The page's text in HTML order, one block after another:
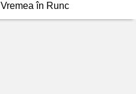
Vremea în Runc